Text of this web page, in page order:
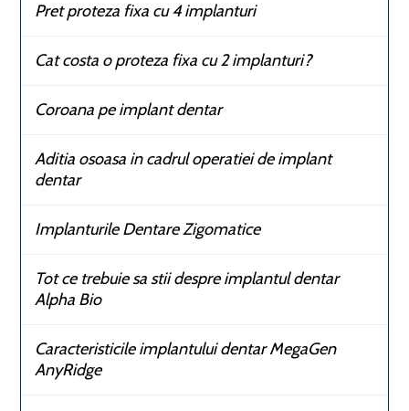
Pret proteza fixa cu 4 implanturi
Cat costa o proteza fixa cu 2 implanturi?
Coroana pe implant dentar
Aditia osoasa in cadrul operatiei de implant
dentar
Implanturile Dentare Zigomatice
Tot ce trebuie sa stii despre implantul dentar
Alpha Bio
Caracteristicile implantului dentar MegaGen
AnyRidge